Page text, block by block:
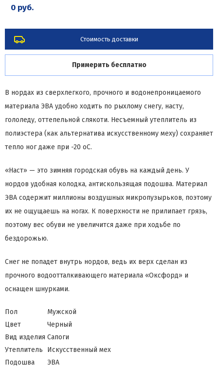
0 руб.
Стоимость доставки
Примерить бесплатно
В нордах из сверхлегкого, прочного и водонепроницаемого
материала ЭВА удобно ходить по рыхлому снегу, насту,
гололеду, оттепельной слякоти. Несъемный утеплитель из
полиэстера (как альтернатива искусственному меху) сохраняет
тепло ног даже при -20 оС.
«Наст» — это зимняя городская обувь на каждый день. У
нордов удобная колодка, антискользящая подошва. Материал
ЭВА содержит миллионы воздушных микропузырьков, поэтому
их не ощущаешь на ногах. К поверхности не прилипает грязь,
поэтому вес обуви не увеличится даже при ходьбе по
бездорожью.
Снег не попадет внутрь нордов, ведь их верх сделан из
прочного водоотталкивающего материала «Оксфорд» и
оснащен шнурками.
Пол
Мужской
Цвет
Черный
Вид изделия Сапоги
Утеплитель
Искусственный мех
Подошва
ЭВА